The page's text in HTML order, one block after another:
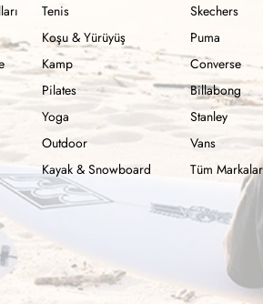
Tenis
Koşu & Yürüyüş
Kamp
Pilates
Yoga
Outdoor
Kayak & Snowboard
Skechers
Puma
Converse
Billabong
Stanley
Vans
Tüm Markalar